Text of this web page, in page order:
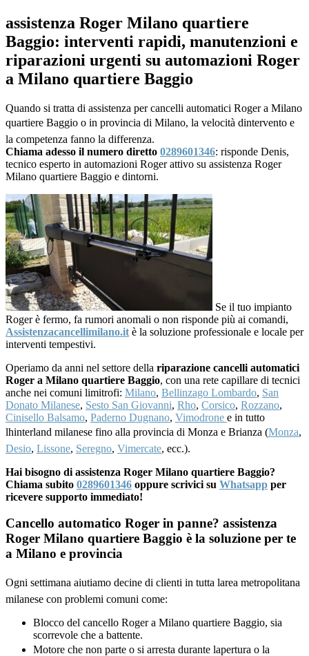
assistenza Roger Milano quartiere
Baggio: interventi rapidi, manutenzioni e
riparazioni urgenti su automazioni Roger
a Milano quartiere Baggio
Quando si tratta di assistenza per cancelli automatici Roger a Milano
quartiere Baggio o in provincia di Milano, la velocità dintervento e
la competenza fanno la differenza.
Chiama adesso il numero diretto 0289601346: risponde Denis,
tecnico esperto in automazioni Roger attivo su assistenza Roger
Milano quartiere Baggio e dintorni.
Se il tuo impianto
Roger è fermo, fa rumori anomali o non risponde più ai comandi,
Assistenzacancellimilano.it è la soluzione professionale e locale per
interventi tempestivi.
Operiamo da anni nel settore della riparazione cancelli automatici
Roger a Milano quartiere Baggio, con una rete capillare di tecnici
anche nei comuni limitrofi: Milano, Bellinzago Lombardo, San
Donato Milanese, Sesto San Giovanni, Rho, Corsico, Rozzano,
Cinisello Balsamo, Paderno Dugnano, Vimodrone e in tutto
lhinterland milanese fino alla provincia di Monza e Brianza (Monza,
Desio, Lissone, Seregno, Vimercate, ecc.).
Hai bisogno di assistenza Roger Milano quartiere Baggio?
Chiama subito 0289601346 oppure scrivici su Whatsapp per
ricevere supporto immediato!
Cancello automatico Roger in panne? assistenza
Roger Milano quartiere Baggio è la soluzione per te
a Milano e provincia
Ogni settimana aiutiamo decine di clienti in tutta larea metropolitana
milanese con problemi comuni come:
Blocco del cancello Roger a Milano quartiere Baggio, sia
scorrevole che a battente.
Motore che non parte o si arresta durante lapertura o la